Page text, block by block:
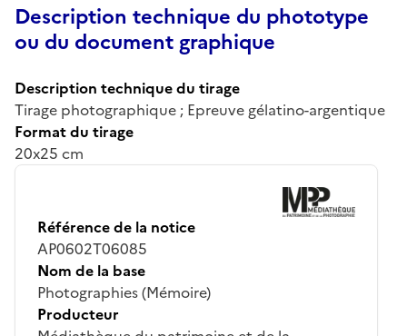
Description technique du phototype
ou du document graphique
Description technique du tirage
Tirage photographique ; Epreuve gélatino-argentique
Format du tirage
20x25 cm
Référence de la notice
AP0602T06085
Nom de la base
Photographies (Mémoire)
Producteur